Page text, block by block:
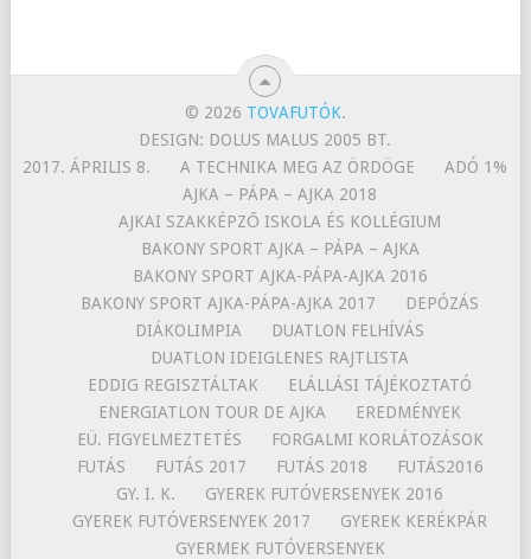
© 2026 TOVAFUTÓK.
DESIGN: DOLUS MALUS 2005 BT.
2017. ÁPRILIS 8.
A TECHNIKA MEG AZ ÖRDÖGE
ADÓ 1%
AJKA – PÁPA – AJKA 2018
AJKAI SZAKKÉPZŐ ISKOLA ÉS KOLLÉGIUM
BAKONY SPORT AJKA – PÁPA – AJKA
BAKONY SPORT AJKA-PÁPA-AJKA 2016
BAKONY SPORT AJKA-PÁPA-AJKA 2017
DEPÓZÁS
DIÁKOLIMPIA
DUATLON FELHÍVÁS
DUATLON IDEIGLENES RAJTLISTA
EDDIG REGISZTÁLTAK
ELÁLLÁSI TÁJÉKOZTATÓ
ENERGIATLON TOUR DE AJKA
EREDMÉNYEK
EÜ. FIGYELMEZTETÉS
FORGALMI KORLÁTOZÁSOK
FUTÁS
FUTÁS 2017 FUTÁS 2018
FUTÁS2016
GY. I. K.
GYEREK FUTÓVERSENYEK 2016
GYEREK FUTÓVERSENYEK 2017
GYEREK KERÉKPÁR
GYERMEK FUTÓVERSENYEK